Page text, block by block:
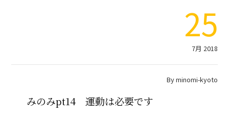
25
7月 2018
Byminomi-kyoto
みのみpt14 運動は必要です